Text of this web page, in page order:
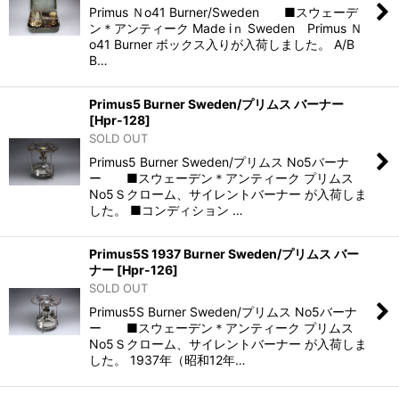
Primus Ｎo41 Burner/Sweden ■スウェーデ
ン＊アンティーク Made iｎ Sweden Primus Ｎ
o41 Burner ボックス入りが入荷しました。 A/B
B…
Primus5 Burner Sweden/プリムス バーナー
[Hpr-128]
SOLD OUT
Primus5 Burner Sweden/プリムス No5バーナ
ー ■スウェーデン＊アンティーク プリムス
No5Ｓクローム、サイレントバーナー が入荷しま
した。 ■コンディション …
Primus5S 1937 Burner Sweden/プリムス バー
ナー [Hpr-126]
SOLD OUT
Primus5S Burner Sweden/プリムス No5バーナ
ー ■スウェーデン＊アンティーク プリムス
No5Ｓクローム、サイレントバーナー が入荷しま
した。 1937年（昭和12年…